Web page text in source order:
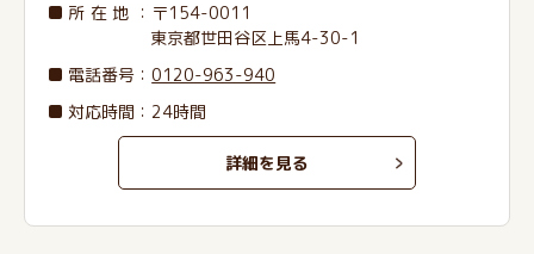
所在地 ：〒154-0011
東京都世田谷区上馬4-30-1
電話番号 ：0120-963-940
対応時間：24時間
詳細を見る